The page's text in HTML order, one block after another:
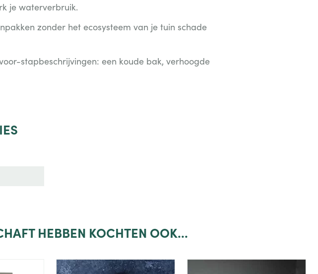
je waterverbruik.
zonder het ecosysteem van je tuin schade
stapbeschrijvingen: een koude bak, verhoogde
HEBBEN KOCHTEN OOK...